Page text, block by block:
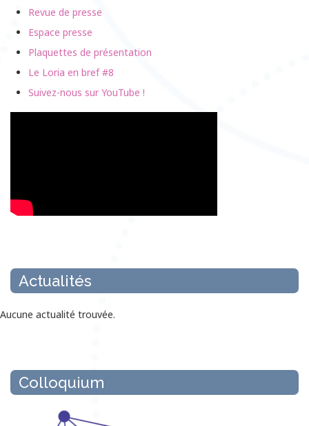
Revue de presse
Espace presse
Plaquettes de présentation
Le Loria en bref #8
Suivez-nous sur YouTube !
Actualités
Aucune actualité trouvée.
Colloquium